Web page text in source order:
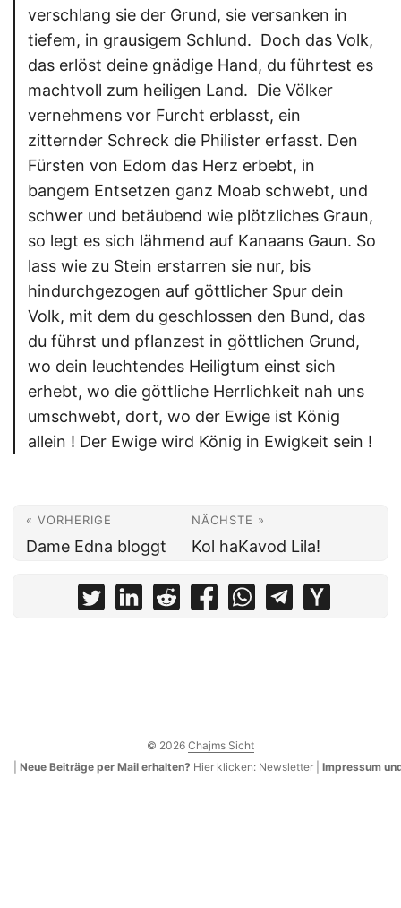
verschlang sie der Grund, sie versanken in
tiefem, in grausigem Schlund.  Doch das Volk,
das erlöst deine gnädige Hand, du führtest es
machtvoll zum heiligen Land.  Die Völker
vernehmens vor Furcht erblasst, ein
zitternder Schreck die Philister erfasst. Den
Fürsten von Edom das Herz erbebt, in
bangem Entsetzen ganz Moab schwebt, und
schwer und betäubend wie plötzliches Graun,
so legt es sich lähmend auf Kanaans Gaun. So
lass wie zu Stein erstarren sie nur, bis
hindurchgezogen auf göttlicher Spur dein
Volk, mit dem du geschlossen den Bund, das
du führst und pflanzest in göttlichen Grund,
wo dein leuchtendes Heiligtum einst sich
erhebt, wo die göttliche Herrlichkeit nah uns
umschwebt, dort, wo der Ewige ist König
allein ! Der Ewige wird König in Ewigkeit sein !
« VORHERIGE
Dame Edna bloggt
NÄCHSTE »
Kol haKavod Lila!
© 2026 Chajms Sicht
Neue Beiträge per Mail erhalten? Hier klicken: Newsletter Impressum